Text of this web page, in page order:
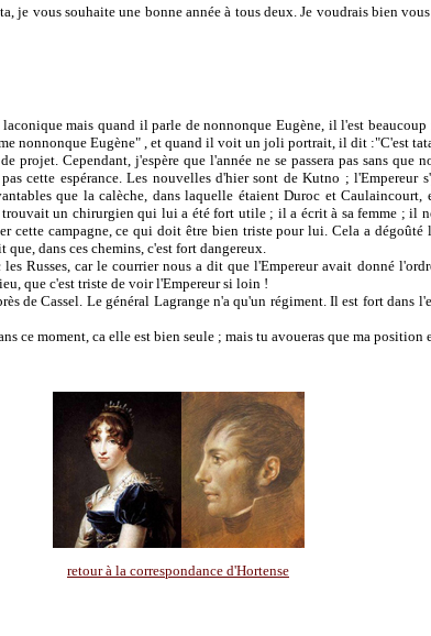
je vous souhaite une bonne année à tous deux. Je voudrais bien
mais quand il parle de nonnonque Eugène, il l'est
nonnonque Eugène" , et quand il voit un joli portrait, il dit :"C'est
projet. Cependant, j'espère que l'année ne se passera pas sans que
cette espérance. Les nouvelles d'hier sont de Kutno ; l'Empereur
que la calèche, dans laquelle étaient Duroc et Caulaincourt,
trouvait un chirurgien qui lui a été fort utile ; il a écrit à sa femme ; il
cette campagne, ce qui doit être bien triste pour lui. Cela a dégoûté
dans ces chemins, c'est fort dangereux.
Russes, car le courrier nous a dit que l'Empereur avait donné
que c'est triste de voir l'Empereur si loin !
de Cassel. Le général Lagrange n'a qu'un régiment. Il est fort dans
ce moment, ca elle est bien seule ; mais tu avoueras que ma position
retour à la correspondance d'Hortense